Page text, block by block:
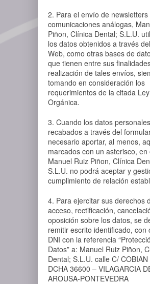
2. Para el envío de newsletters
comunicaciones análogas,
Piñon, Clínica Dental; S.L.U.
los datos obtenidos a través
Web, como otras bases de
que tienen entre sus
realización de tales envíos,
tomando en consideración los
requerimientos de la citada Ley
Orgánica.
3. Cuando los datos
recabados a través del
necesario aportar, al menos,
marcados con un asterisco, en
Manuel Ruiz Piñon, Clínica
S.L.U. no podrá aceptar y
cumplimiento de relación
4. Para ejercitar sus derechos
acceso, rectificación,
oposición sobre los datos, se
remitir escrito identificado, con
DNI con la referencia
Datos” a: Manuel Ruiz Piñon,
Dental; S.L.U. calle C/ COBIAN
DCHA 36600 – VILAGARCIA
AROUSA-PONTEVEDRA